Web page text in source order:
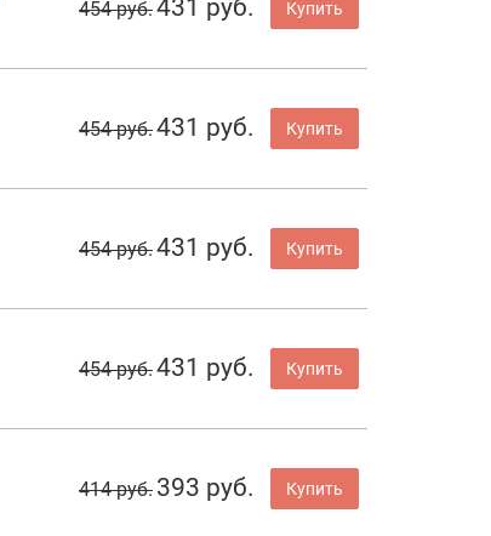
454 руб.431 руб. Купить
454 руб.431 руб. Купить
454 руб.431 руб. Купить
454 руб.431 руб. Купить
414 руб. 393 руб. Купить